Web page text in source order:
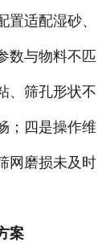
置适配湿砂、
数与物料不匹
、筛孔形状不
；四是操作维
网磨损未及时
案